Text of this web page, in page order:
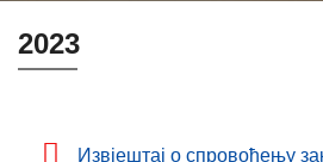
2023
Извјештај о спровођењу